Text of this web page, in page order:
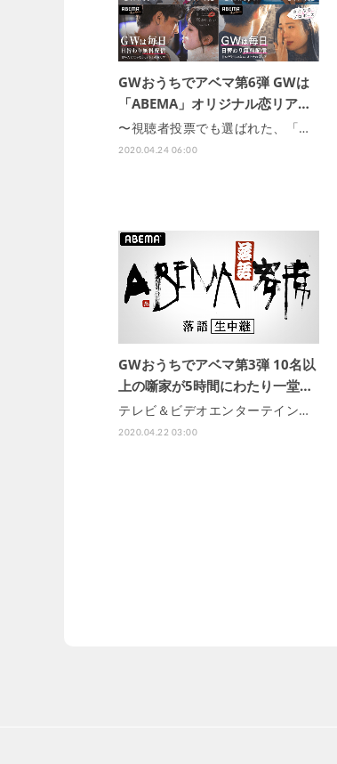
GWおうちでアベマ第6弾 GWは
「ABEMA」オリジナル恋リア…
〜視聴者投票でも選ばれた、「…
2020.04.24 06:00
GWおうちでアベマ第3弾 10名以
上の噺家が5時間にわたり一堂…
テレビ＆ビデオエンターテイン…
2020.04.22 03:00